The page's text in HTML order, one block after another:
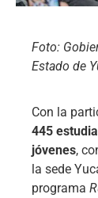
Foto:
Estado de
Con la
445
jóvenes,
la sede
programa